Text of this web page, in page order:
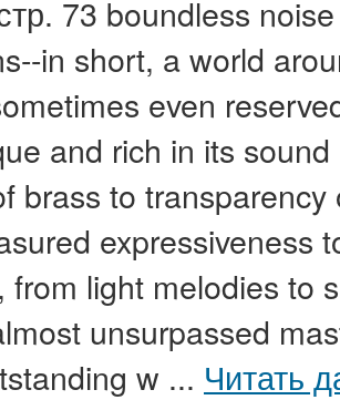
73 boundless
in short, a world
even
and rich in its
brass to
expressiveness
from light melodies to
unsurpassed
w ... Читать